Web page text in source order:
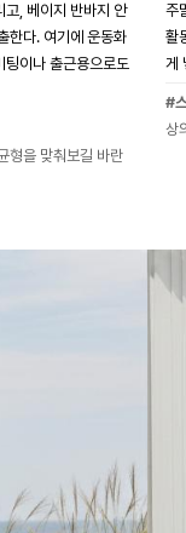
고, 베이지 반바지 안
한다. 여기에 운동화
팅이나 출근용으로도
형을 맞춰보길 바란
주
활
게
#
상